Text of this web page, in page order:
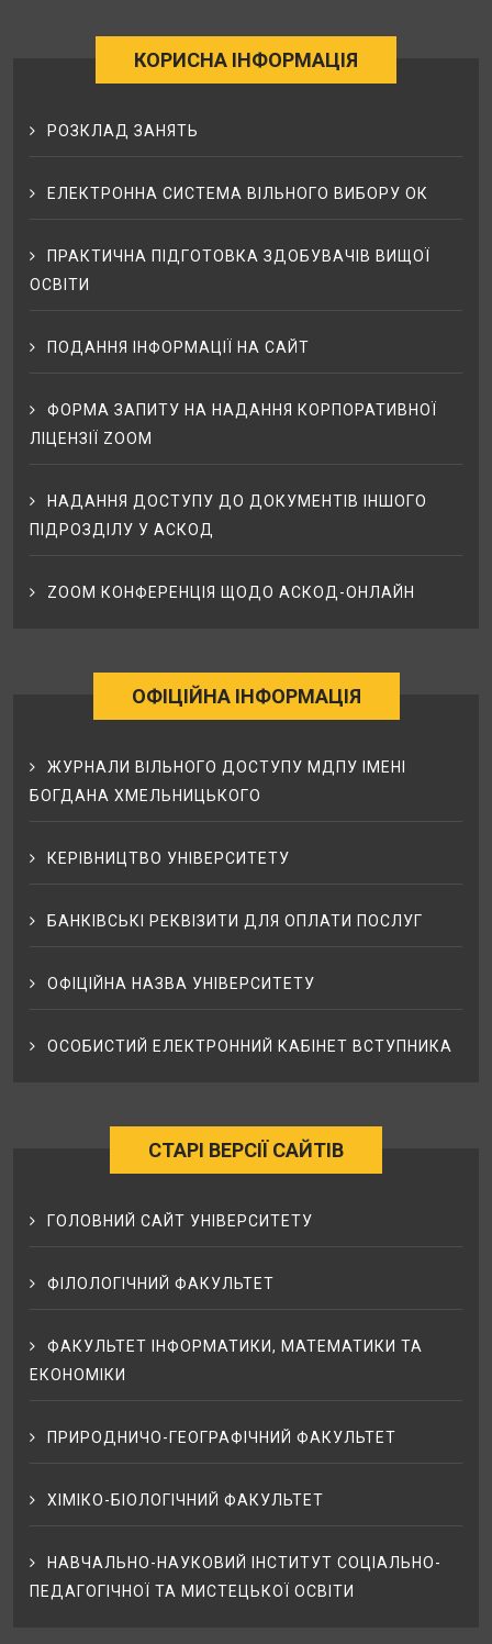
КОРИСНА ІНФОРМАЦІЯ
РОЗКЛАД ЗАНЯТЬ
ЕЛЕКТРОННА СИСТЕМА ВІЛЬНОГО ВИБОРУ ОК
ПРАКТИЧНА ПІДГОТОВКА ЗДОБУВАЧІВ ВИЩОЇ
ОСВІТИ
ПОДАННЯ ІНФОРМАЦІЇ НА САЙТ
ФОРМА ЗАПИТУ НА НАДАННЯ КОРПОРАТИВНОЇ
ЛІЦЕНЗІЇ ZOOM
НАДАННЯ ДОСТУПУ ДО ДОКУМЕНТІВ ІНШОГО
ПІДРОЗДІЛУ У АСКОД
ZOOM КОНФЕРЕНЦІЯ ЩОДО АСКОД-ОНЛАЙН
ОФІЦІЙНА ІНФОРМАЦІЯ
ЖУРНАЛИ ВІЛЬНОГО ДОСТУПУ МДПУ ІМЕНІ
БОГДАНА ХМЕЛЬНИЦЬКОГО
КЕРІВНИЦТВО УНІВЕРСИТЕТУ
БАНКІВСЬКІ РЕКВІЗИТИ ДЛЯ ОПЛАТИ ПОСЛУГ
ОФІЦІЙНА НАЗВА УНІВЕРСИТЕТУ
ОСОБИСТИЙ ЕЛЕКТРОННИЙ КАБІНЕТ ВСТУПНИКА
СТАРІ ВЕРСІЇ САЙТІВ
ГОЛОВНИЙ САЙТ УНІВЕРСИТЕТУ
ФІЛОЛОГІЧНИЙ ФАКУЛЬТЕТ
ФАКУЛЬТЕТ ІНФОРМАТИКИ, МАТЕМАТИКИ ТА
ЕКОНОМІКИ
ПРИРОДНИЧО-ГЕОГРАФІЧНИЙ ФАКУЛЬТЕТ
ХІМІКО-БІОЛОГІЧНИЙ ФАКУЛЬТЕТ
НАВЧАЛЬНО-НАУКОВИЙ ІНСТИТУТ СОЦІАЛЬНО-
ПЕДАГОГІЧНОЇ ТА МИСТЕЦЬКОЇ ОСВІТИ